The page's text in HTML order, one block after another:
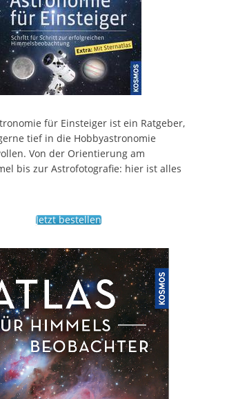
für Einsteiger ist ein Ratgeber,
tief in die Hobbyastronomie
Von der Orientierung am
bis zur Astrofotografie: hier ist alles
Jetzt bestellen